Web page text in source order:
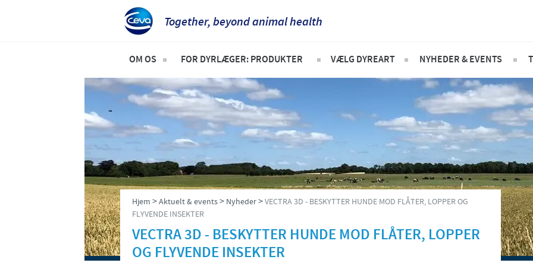
Together, beyond animal health
Corporate Website
Argentina
Asia
Australia
Germany
Greece
Hungary
Indonesia
OM OS
Socialt ansvar
Ceva Nordic
FOR DYRLÆGER: PRODUKTER
Til kæledyr
Til stordyr
VÆLG DYREART
Gris
Fjerkræ
NYHEDER & EVENTS
Nyheder
Hjem >Aktuelt & events> Nyheder>VECTRA 3D - BESKYTTER HUNDE MOD FLÅTER, LOPPER OG
FLYVENDE INSEKTER
VECTRA 3D - BESKYTTER HUNDE MOD FLÅTER, LOPPER
OG FLYVENDE INSEKTER